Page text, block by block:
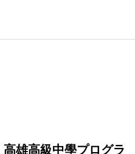
雄高級中學プログラ